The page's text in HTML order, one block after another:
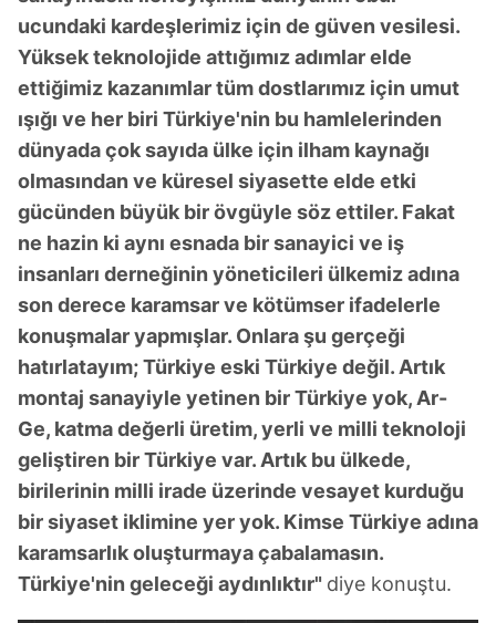
ucundaki kardeşlerimiz için de güven vesilesi.
Yüksek teknolojide attığımız adımlar elde
ettiğimiz kazanımlar tüm dostlarımız için umut
ışığı ve her biri Türkiye'nin bu hamlelerinden
dünyada çok sayıda ülke için ilham kaynağı
olmasından ve küresel siyasette elde etki
gücünden büyük bir övgüyle söz ettiler. Fakat
ne hazin ki aynı esnada bir sanayici ve iş
insanları derneğinin yöneticileri ülkemiz adına
son derece karamsar ve kötümser ifadelerle
konuşmalar yapmışlar. Onlara şu gerçeği
hatırlatayım; Türkiye eski Türkiye değil. Artık
montaj sanayiyle yetinen bir Türkiye yok, Ar-
Ge, katma değerli üretim, yerli ve milli teknoloji
geliştiren bir Türkiye var. Artık bu ülkede,
birilerinin milli irade üzerinde vesayet kurduğu
bir siyaset iklimine yer yok. Kimse Türkiye adına
karamsarlık oluşturmaya çabalamasın.
Türkiye'nin geleceği aydınlıktır" diye konuştu.